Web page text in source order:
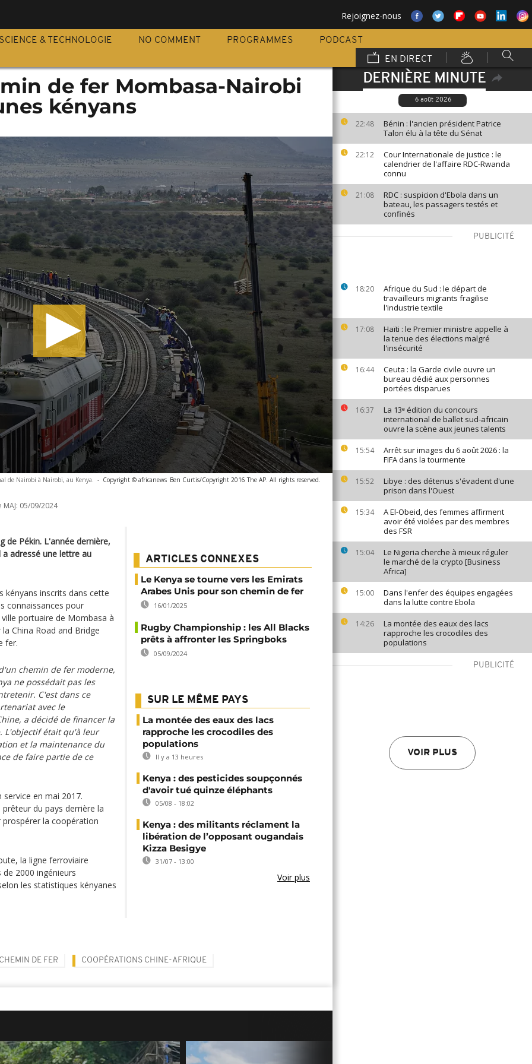
Rejoignez-nous
SCIENCE & TECHNOLOGIE NO COMMENT PROGRAMMES
PODCAST
EN DIRECT
DERNIÈRE MINUTE
6 août 2026
22:48
Bénin : l'ancien président Patrice
Talon élu à la tête du Sénat
22:12
Cour Internationale de justice : le
calendrier de l'affaire RDC-Rwanda
connu
21:08
RDC : suspicion d'Ebola dans un
bateau, les passagers testés et
confinés
PUBLICITÉ
18:20
Afrique du Sud : le départ de
travailleurs migrants fragilise
l'industrie textile
17:08
Haïti : le Premier ministre appelle à
la tenue des élections malgré
l'insécurité
16:44
Ceuta : la Garde civile ouvre un
bureau dédié aux personnes
portées disparues
16:37
La 13ᵉ édition du concours
international de ballet sud-africain
ouvre la scène aux jeunes talents
15:54
Arrêt sur images du 6 août 2026 : la
FIFA dans la tourmente
15:52
Libye : des détenus s'évadent d'une
prison dans l'Ouest
15:34
A El-Obeid, des femmes affirment
avoir été violées par des membres
des FSR
15:04
Le Nigeria cherche à mieux réguler
le marché de la crypto [Business
Africa]
15:00
Dans l'enfer des équipes engagées
dans la lutte contre Ebola
14:26
La montée des eaux des lacs
rapproche les crocodiles des
populations
PUBLICITÉ
VOIR PLUS
de fer Mombasa-Nairobi
kényans
de Nairobi à Nairobi, au Kenya. - Copyright © africanews Ben Curtis/Copyright 2016 The AP. All rights reserved.
05/09/2024
de Pékin. L'année dernière,
adressé une lettre au
kényans inscrits dans cette
connaissances pour
portuaire de Mombasa à
China Road and Bridge
fer.
chemin de fer moderne,
ne possédait pas les
C'est dans ce
avec le
a décidé de financer la
L'objectif était qu'à leur
et la maintenance du
de faire partie de ce
service en mai 2017.
du pays derrière la
prospérer la coopération
la ligne ferroviaire
2000 ingénieurs
les statistiques kényanes
ARTICLES CONNEXES
Le Kenya se tourne vers les Emirats
Arabes Unis pour son chemin de fer
16/01/2025
Rugby Championship : les All Blacks
prêts à affronter les Springboks
05/09/2024
SUR LE MÊME PAYS
La montée des eaux des lacs
rapproche les crocodiles des
populations
Il y a 13 heures
Kenya : des pesticides soupçonnés
d'avoir tué quinze éléphants
05/08 - 18:02
Kenya : des militants réclament la
libération de l’opposant ougandais
Kizza Besigye
31/07 - 13:00
Voir plus
CHEMIN DE FER COOPÉRATIONS CHINE-AFRIQUE